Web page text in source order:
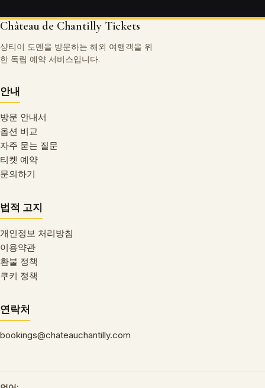
Château de Chantilly Tickets
샹티이 도멘을 방문하는 해외 여행객을 위
한 독립 예약 서비스입니다.
안내
방문 안내서
옵션 비교
자주 묻는 질문
티켓 예약
문의하기
법적 고지
개인정보 처리방침
이용약관
환불 정책
쿠키 정책
연락처
bookings@chateauchantilly.com